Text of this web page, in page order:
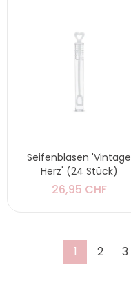
Seifenblasen 'Vintage
Herz' (24 Stück)
26,95 CHF
1 2 3